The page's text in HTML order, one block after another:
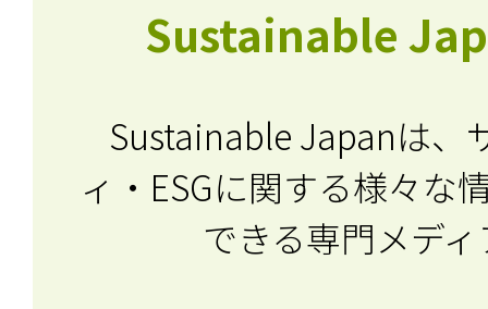
Sustainable
Sustainable Japanは、
ィ・ESGに関する様々な
できる専門メデ
記事をお気に入りに
ログインが必
ログイン